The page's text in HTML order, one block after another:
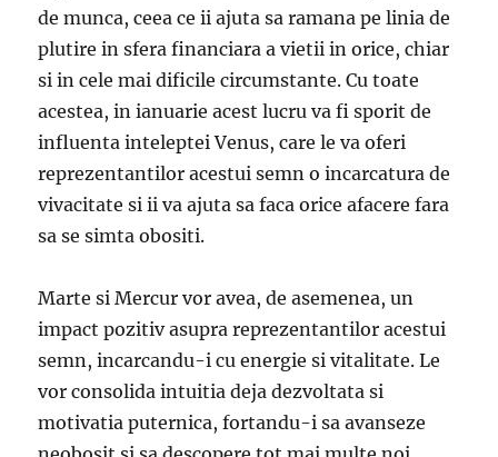
de munca, ceea ce ii ajuta sa ramana pe linia de
plutire in sfera financiara a vietii in orice, chiar
si in cele mai dificile circumstante. Cu toate
acestea, in ianuarie acest lucru va fi sporit de
influenta inteleptei Venus, care le va oferi
reprezentantilor acestui semn o incarcatura de
vivacitate si ii va ajuta sa faca orice afacere fara
sa se simta obositi.
Marte si Mercur vor avea, de asemenea, un
impact pozitiv asupra reprezentantilor acestui
semn, incarcandu-i cu energie si vitalitate. Le
vor consolida intuitia deja dezvoltata si
motivatia puternica, fortandu-i sa avanseze